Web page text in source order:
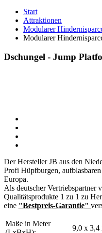
Start
Attraktionen
Modularer
Modularer
Dschungel - Jump
Der Hersteller JB aus den
Profi Hüpfburgen,
Europa.
Als deutscher Vertriebspartner
Qualitätsprodukte 1 zu 1 zu
eine "Bestpreis-Garantie"
Maße in Meter
9,0 x 3,4